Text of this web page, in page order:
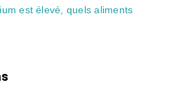
est élevé, quels aliments